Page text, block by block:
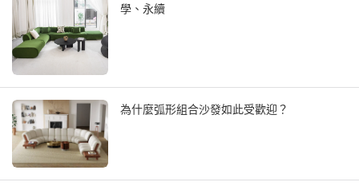
學、永續
為什麼弧形組合沙發如此受歡迎？